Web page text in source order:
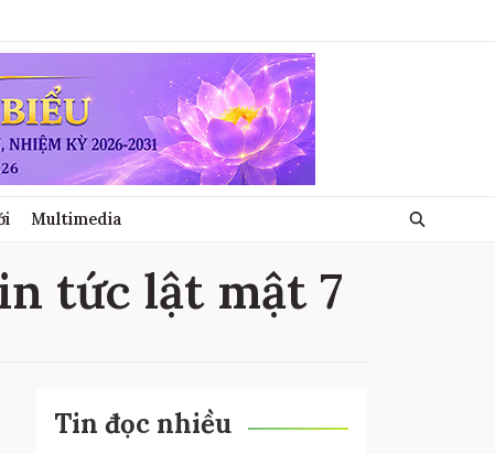
Multimedia
tức lật mật 7
Tin đọc nhiều